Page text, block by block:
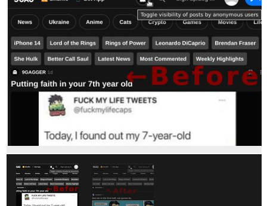
일
부
웹
이
트
데
할